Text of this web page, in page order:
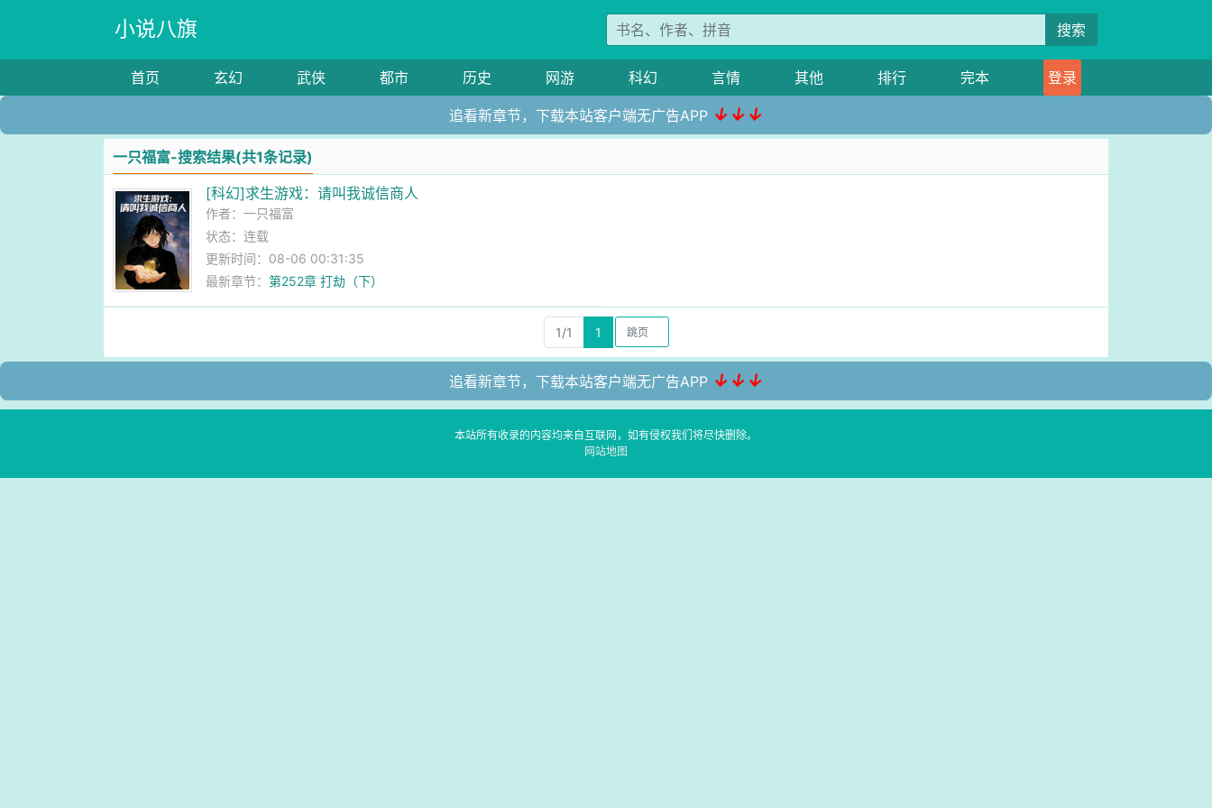
小说八旗 搜索
首页 玄幻 武侠 都市 历史 网游 科幻 言情 其他 排行 完本 登录
追看新章节，下载本站客户端无广告APP ↓↓↓
一只福富-搜索结果(共1条记录)
[科幻]求生游戏：请叫我诚信商人
作者：一只福富
状态：连载
更新时间：08-06 00:31:35
最新章节：第252章 打劫（下）
1/1 1
追看新章节，下载本站客户端无广告APP ↓↓↓
本站所有收录的内容均来自互联网，如有侵权我们将尽快删除。
网站地图